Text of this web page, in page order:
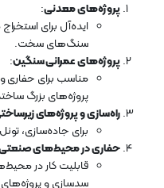
پروژه‌های معدنی:
ایده‌آل برای
سنگ‌های سخت.
پروژه‌های عمرانی سنگین:
مناسب برای
پروژه‌های بزرگ
راه‌سازی و پروژه‌های
برای جاده‌سازی،
حفاری در محیط‌های
قابلیت کار در
سدسازی و